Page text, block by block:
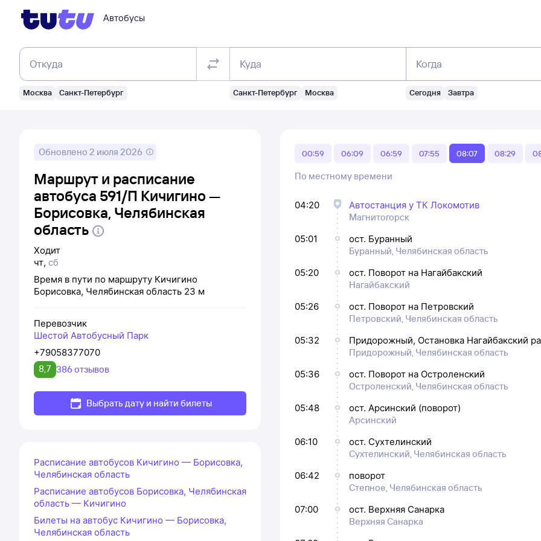
Автобусы
Откуда
Москва Санкт-Петербург
Куда
Санкт-Петербург Москва
Когда
Сегодня Завтра
Обновлено 2 июля 2026
Маршрут и расписание
автобуса 591/П Кичигино —
Борисовка, Челябинская
область
Ходит
чт, сб
Время в пути по маршруту Кичигино
Борисовка, Челябинская область 23 м
Перевозчик
Шестой Автобусный Парк
+79058377070
8,7 386 отзывов
Выбрать дату и найти билеты
00:59 06:09 06:59 07:55 08:07 08:29
По местному времени
04:20
Автостанция у ТК Локомотив
Магнитогорск
05:01
ост. Буранный
Буранный, Челябинская область
05:20
ост. Поворот на Нагайбакский
Нагайбакский
05:26
ост. Поворот на Петровский
Петровский, Челябинская область
05:32
Придорожный, Остановка Нагайбакский
Придорожный, Челябинская область
05:36
ост. Поворот на Остроленский
Остроленский, Челябинская область
05:48
ост. Арсинский (поворот)
Арсинский
06:10
ост. Сухтелинский
Сухтелинский, Челябинская область
06:42
поворот
Степное, Челябинская область
07:00
ост. Верхняя Санарка
Верхняя Санарка
Расписание автобусов Кичигино — Борисовка,
Челябинская область
Расписание автобусов Борисовка, Челябинская
область — Кичигино
Билеты на автобус Кичигино — Борисовка,
Челябинская область